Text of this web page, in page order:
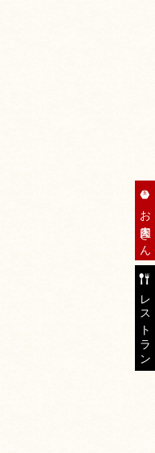
お肉屋さん
レストラン